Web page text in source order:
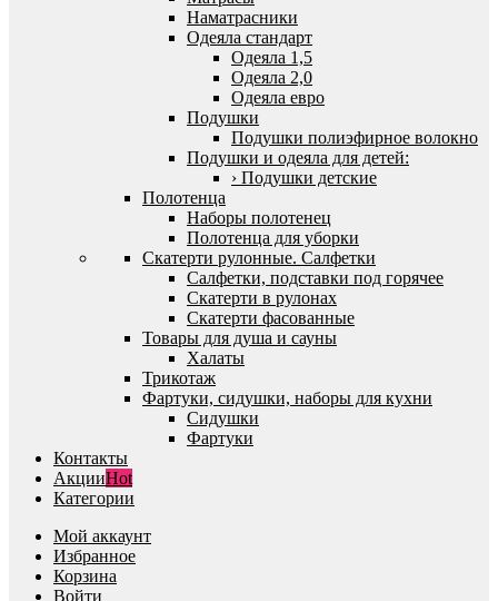
Наматрасники
Одеяла стандарт
Одеяла 1,5
Одеяла 2,0
Одеяла евро
Подушки
Подушки полиэфирное волокно
Подушки и одеяла для детей:
› Подушки детские
Полотенца
Наборы полотенец
Полотенца для уборки
Скатерти рулонные. Салфетки
Салфетки, подставки под горячее
Скатерти в рулонах
Скатерти фасованные
Товары для душа и сауны
Халаты
Трикотаж
Фартуки, сидушки, наборы для кухни
Сидушки
Фартуки
Контакты
АкцииHot
Категории
Мой аккаунт
Избранное
Корзина
Войти